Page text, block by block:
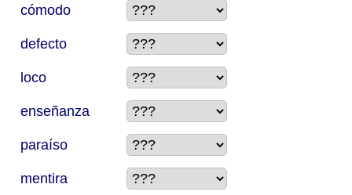
cómodo
defecto
loco
enseñanza
paraíso
mentira